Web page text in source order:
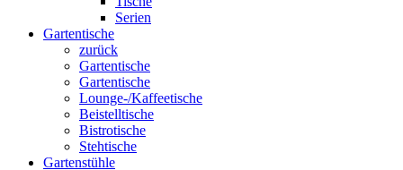
Serien
Gartentische
zurück
Gartentische
Gartentische
Lounge-/Kaffeetische
Beistelltische
Bistrotische
Stehtische
Gartenstühle